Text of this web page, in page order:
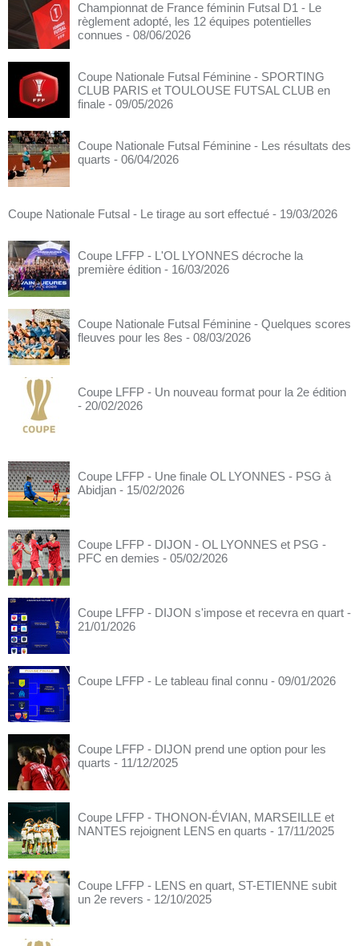
Championnat de France féminin Futsal D1 - Le
règlement adopté, les 12 équipes potentielles
connues - 08/06/2026
Coupe Nationale Futsal Féminine - SPORTING
CLUB PARIS et TOULOUSE FUTSAL CLUB en
finale - 09/05/2026
Coupe Nationale Futsal Féminine - Les résultats des
quarts - 06/04/2026
Coupe Nationale Futsal - Le tirage au sort effectué - 19/03/2026
Coupe LFFP - L'OL LYONNES décroche la
première édition - 16/03/2026
Coupe Nationale Futsal Féminine - Quelques scores
fleuves pour les 8es - 08/03/2026
Coupe LFFP - Un nouveau format pour la 2e édition
- 20/02/2026
Coupe LFFP - Une finale OL LYONNES - PSG à
Abidjan - 15/02/2026
Coupe LFFP - DIJON - OL LYONNES et PSG -
PFC en demies - 05/02/2026
Coupe LFFP - DIJON s'impose et recevra en quart -
21/01/2026
Coupe LFFP - Le tableau final connu - 09/01/2026
Coupe LFFP - DIJON prend une option pour les
quarts - 11/12/2025
Coupe LFFP - THONON-ÉVIAN, MARSEILLE et
NANTES rejoignent LENS en quarts - 17/11/2025
Coupe LFFP - LENS en quart, ST-ETIENNE subit
un 2e revers - 12/10/2025